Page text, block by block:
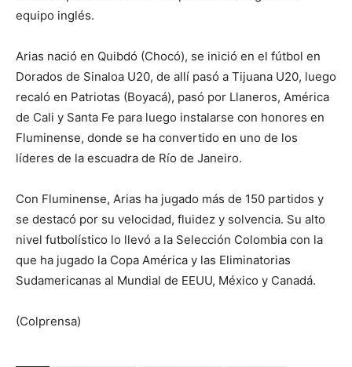
equipo inglés.
Arias nació en Quibdó (Chocó), se inició en el fútbol en
Dorados de Sinaloa U20, de allí pasó a Tijuana U20, luego
recaló en Patriotas (Boyacá), pasó por Llaneros, América
de Cali y Santa Fe para luego instalarse con honores en
Fluminense, donde se ha convertido en uno de los
líderes de la escuadra de Río de Janeiro.
Con Fluminense, Arias ha jugado más de 150 partidos y
se destacó por su velocidad, fluidez y solvencia. Su alto
nivel futbolístico lo llevó a la Selección Colombia con la
que ha jugado la Copa América y las Eliminatorias
Sudamericanas al Mundial de EEUU, México y Canadá.
(Colprensa)